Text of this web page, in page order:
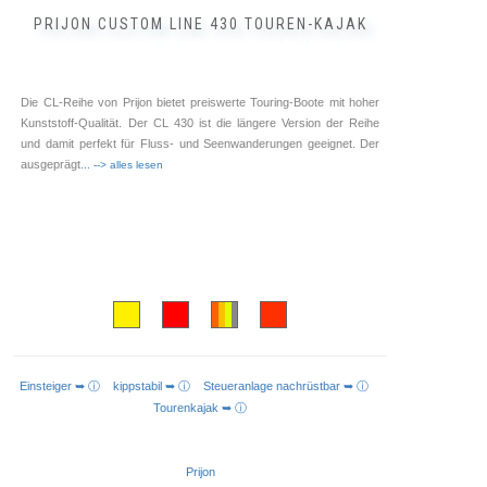
PRIJON CUSTOM LINE 430 TOUREN-KAJAK
Die CL-Reihe von Prijon bietet preiswerte Touring-Boote mit hoher
Kunststoff-Qualität. Der CL 430 ist die längere Version der Reihe
und damit perfekt für Fluss- und Seenwanderungen geeignet. Der
ausgeprägt ... --> alles lesen
AUSFÜHRUNG WÄHLEN
Einsteiger ➥ ⓘ kippstabil ➥ ⓘ Steueranlage nachrüstbar ➥ ⓘ
Tourenkajak ➥ ⓘ
Prijon